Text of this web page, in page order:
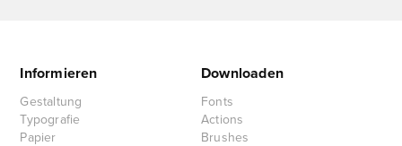
Informieren
Gestaltung
Typografie
Papier
Downloaden
Fonts
Actions
Brushes